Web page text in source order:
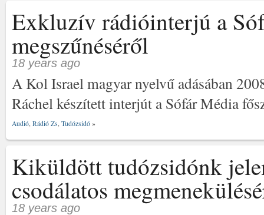
Exkluzív rádióinterjú a
megszűnéséről
18 years ago
A Kol Israel magyar nyelvű adásában
Ráchel készített interjút a Sófár Média
Audió Rádió Zs Tudózsidó »
Kiküldött tudózsidónk
csodálatos
18 years ago